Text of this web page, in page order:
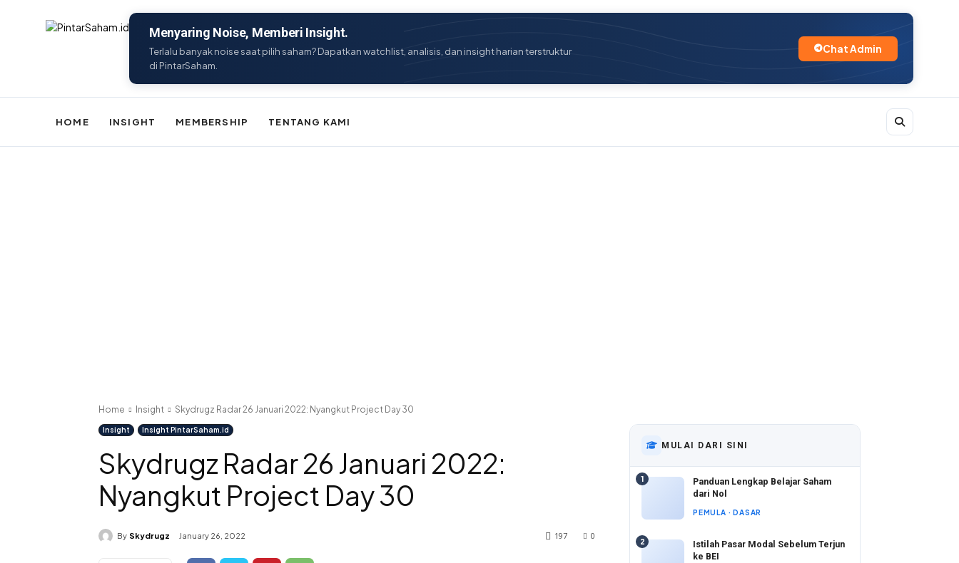
Menyaring Noise, Memberi Insight.
Terlalu banyak noise saat pilih saham? Dapatkan watchlist, analisis, dan insight harian terstruktur
di PintarSaham.
Chat Admin
HOME INSIGHT MEMBERSHIP TENTANG KAMI
Home Insight Skydrugz Radar 26 Januari 2022: Nyangkut Project Day 30
Insight Insight PintarSaham.id
Skydrugz Radar 26 Januari 2022:
Nyangkut Project Day 30
By Skydrugz January 26, 2022 0
197
MULAI DARI SINI
1
Panduan Lengkap Belajar Saham
dari Nol
PEMULA · DASAR
2
Istilah Pasar Modal Sebelum Terjun
ke BEI